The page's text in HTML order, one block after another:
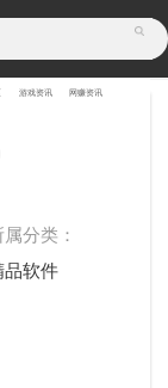
游戏资讯 网赚资讯
属分类：
品软件